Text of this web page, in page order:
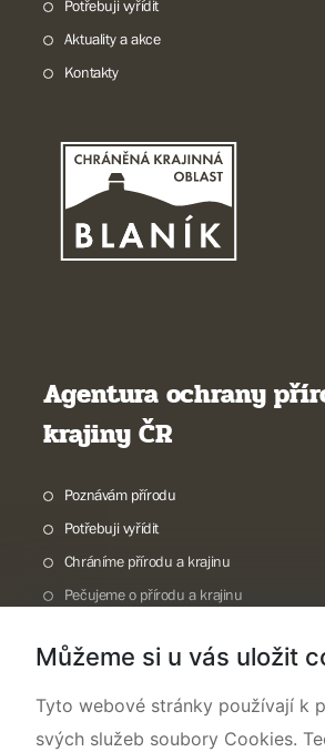
Potřebuji vyřídit
Aktuality a akce
Kontakty
Agentura ochrany
krajiny ČR
Poznávám přírodu
Potřebuji vyřídit
Chráníme přírodu a krajinu
Pečujeme o přírodu a krajinu
O nás
Můžeme si u vás uložit
Tyto webové stránky používají k
svých služeb soubory Cookies.